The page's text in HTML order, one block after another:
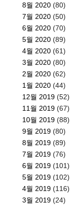
8월 2020 (80)
7월 2020 (50)
6월 2020 (70)
5월 2020 (89)
4월 2020 (61)
3월 2020 (80)
2월 2020 (62)
1월 2020 (44)
12월 2019 (52)
11월 2019 (67)
10월 2019 (88)
9월 2019 (80)
8월 2019 (89)
7월 2019 (76)
6월 2019 (101)
5월 2019 (102)
4월 2019 (116)
3월 2019 (24)